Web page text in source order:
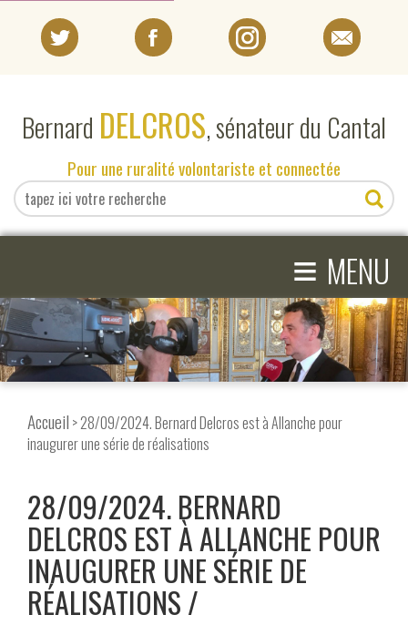
Bernard DELCROS, sénateur du Cantal
Pour une ruralité volontariste et connectée
≡ MENU
EN DIRECT DU SÉNAT
EN DIRECT DU CANTAL
COMPRENDRE LE SÉNAT
Accueil > 28/09/2024. Bernard Delcros est à Allanche pour
inaugurer une série de réalisations
28/09/2024. BERNARD
DELCROS EST À ALLANCHE POUR
INAUGURER UNE SÉRIE DE
RÉALISATIONS